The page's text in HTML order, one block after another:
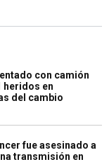
con camión
heridos en
del cambio
fue asesinado a
transmisión en